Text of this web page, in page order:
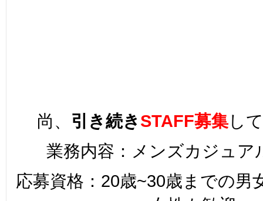
尚、 引き続きSTAFF募集し
業務内容：メンズカジュア
応募資格：20歳~30歳までの